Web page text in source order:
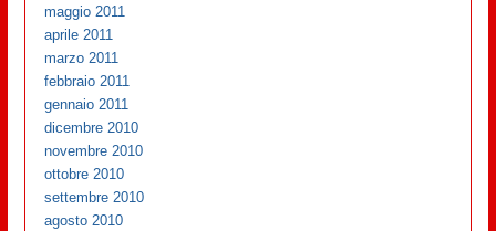
maggio 2011
aprile 2011
marzo 2011
febbraio 2011
gennaio 2011
dicembre 2010
novembre 2010
ottobre 2010
settembre 2010
agosto 2010